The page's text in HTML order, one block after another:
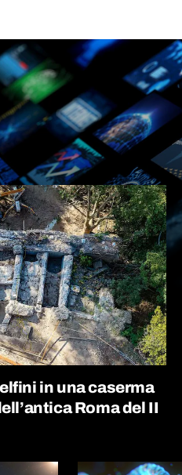
in una caserma
Roma del II